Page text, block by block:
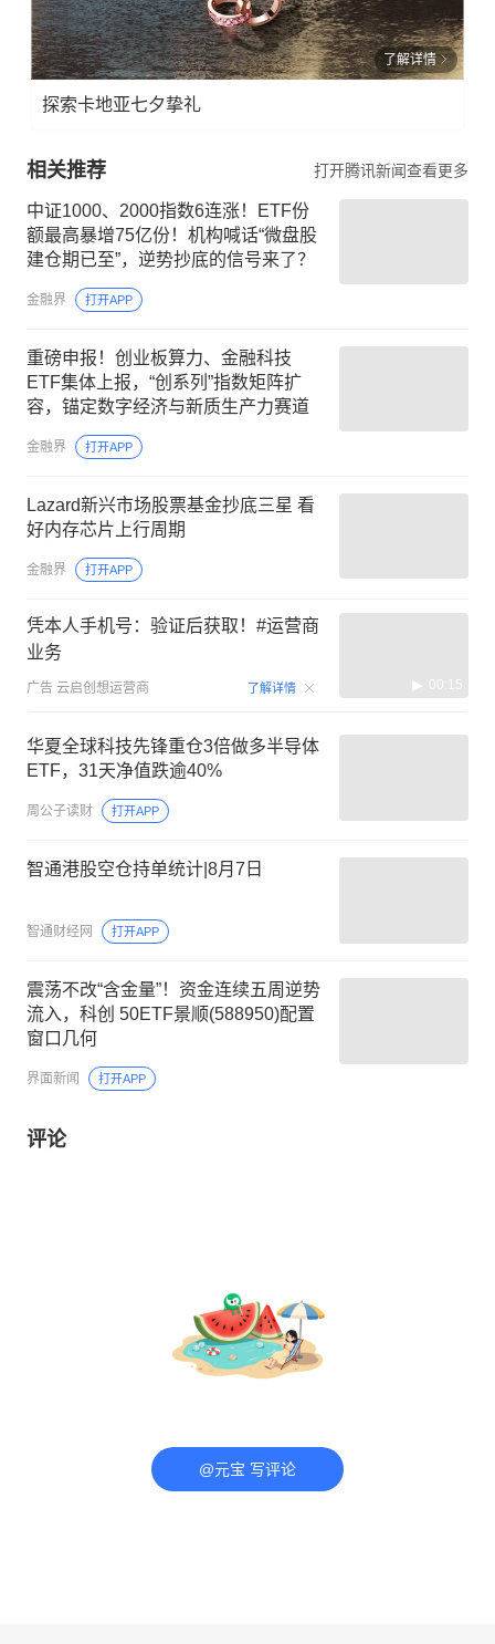
了解详情
探索卡地亚七夕挚礼
相关推荐 打开腾讯新闻查看更多
中证1000、2000指数6连涨！ETF份
额最高暴增75亿份！机构喊话“微盘股
建仓期已至”，逆势抄底的信号来了？
金融界 打开APP
重磅申报！创业板算力、金融科技
ETF集体上报，“创系列”指数矩阵扩
容，锚定数字经济与新质生产力赛道
金融界 打开APP
Lazard新兴市场股票基金抄底三星 看
好内存芯片上行周期
金融界 打开APP
凭本人手机号：验证后获取！#运营商
业务
广告 云启创想运营商 了解详情 00:15
华夏全球科技先锋重仓3倍做多半导体
ETF，31天净值跌逾40%
周公子读财 打开APP
智通港股空仓持单统计|8月7日
智通财经网 打开APP
震荡不改“含金量”！资金连续五周逆势
流入，科创 50ETF景顺(588950)配置
窗口几何
界面新闻 打开APP
评论
@元宝 写评论